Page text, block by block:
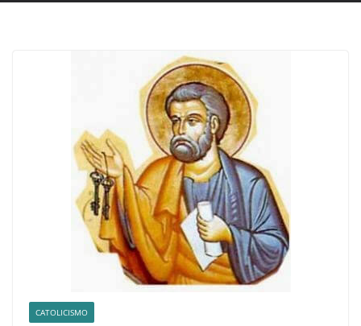
CATOLICISMO